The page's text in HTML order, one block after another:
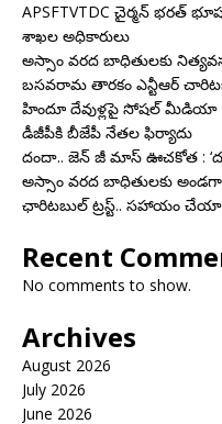
APSFTVTDC చైర్మన్ భరత్
శాఖల అధికారులు
అస్సాం వరద బాధితులకు
బసవరామ తారకం ఎన్టీఆర్
హిందూ దేవుళ్లపై సోషల్ మీడియా
డీజీపీకి బీజేపీ నేతల ఫిర్యాదు
దందా.. జెన్ జీ మాస్ ఊచకోత :
అస్సాం వరద బాధితులకు
ఛారిటబుల్ ట్రస్ట్.. సహాయం
Recent
No comments to show.
Archives
August 2026
July 2026
June 2026